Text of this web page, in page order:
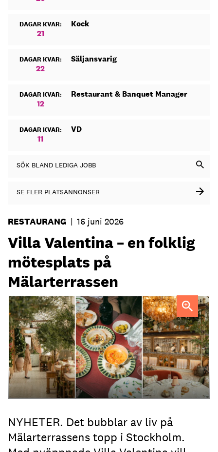
DAGAR KVAR:
21
Kock
DAGAR KVAR:
22
Säljansvarig
DAGAR KVAR:
12
Restaurant & Banquet Manager
DAGAR KVAR:
11
VD
SÖK BLAND LEDIGA JOBB
SE FLER PLATSANNONSER
RESTAURANG | 16 juni 2026
Villa Valentina – en folklig
mötesplats på
Mälarterrassen
FOTO: Urban Italian Group
NYHETER. Det bubblar av liv på
Mälarterrassens topp i Stockholm.